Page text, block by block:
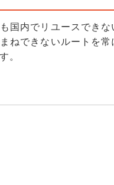
国内でリユースできな
ねできないルートを常
。